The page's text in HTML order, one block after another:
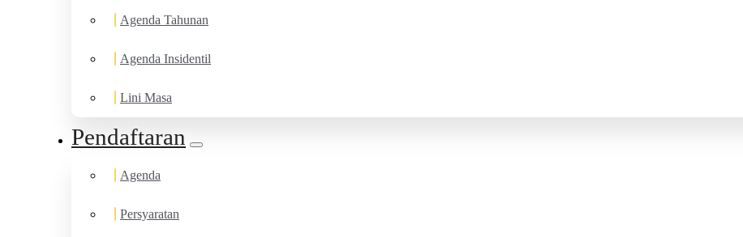
Agenda Tahunan
Agenda Insidentil
Lini Masa
Pendaftaran
Agenda
Persyaratan